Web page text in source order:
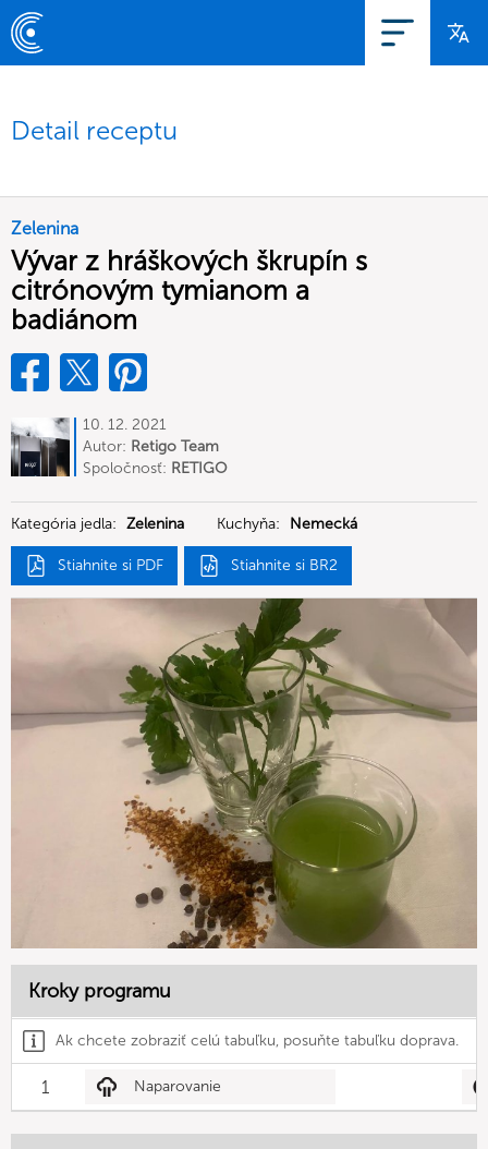
Detail receptu
Zelenina
Vývar z hráškových škrupín s
citrónovým tymianom a
badiánom
10. 12. 2021
Autor: Retigo Team
Deutschland
Spoločnosť: RETIGO
Kategória jedla: Zelenina Kuchyňa: Nemecká
Stiahnite si PDF Stiahnite si BR2
Kroky programu
Ak chcete zobraziť celú tabuľku, posuňte tabuľku doprava.
1 Naparovanie